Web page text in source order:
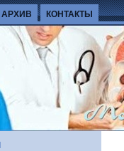
АРХИВ КОНТАКТЫ